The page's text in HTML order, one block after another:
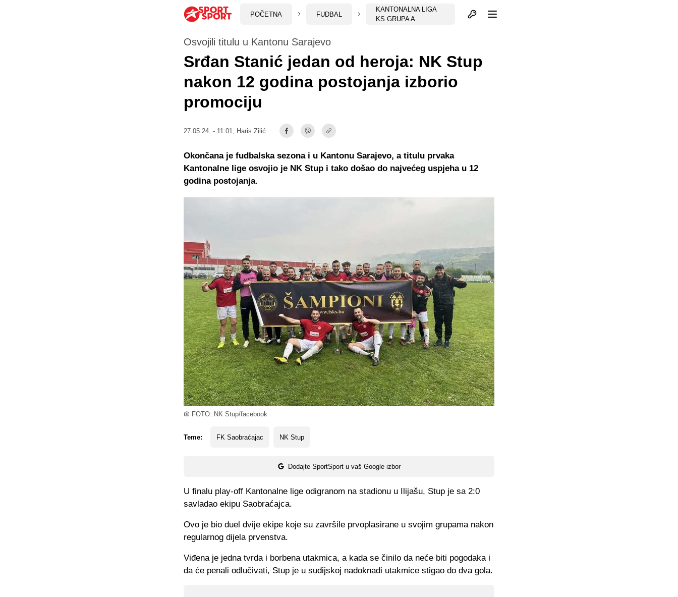
POČETNA FUDBAL
KANTONALNA LIGA
KS GRUPA A
Otvori profil
FOTO: NK Stup/facebook
Osvojili titulu u Kantonu Sarajevo
Srđan Stanić jedan od heroja: NK Stup
nakon 12 godina postojanja izborio
promociju
27.05.24. - 11:01, Haris Zilić
Teme: FK Saobraćajac NK Stup
Dodajte SportSport u vaš Google izbor
Okončana je fudbalska sezona i u Kantonu Sarajevo, a titulu prvaka
Kantonalne lige osvojio je NK Stup i tako došao do najvećeg uspjeha u 12
godina postojanja.
U finalu play-off Kantonalne lige odigranom na stadionu u Ilijašu, Stup je sa 2:0
savladao ekipu Saobraćajca.
Ovo je bio duel dvije ekipe koje su završile prvoplasirane u svojim grupama nakon
regularnog dijela prvenstva.
Viđena je jedna tvrda i borbena utakmica, a kada se činilo da neće biti pogodaka i
da će penali odlučivati, Stup je u sudijskoj nadoknadi utakmice stigao do dva gola.